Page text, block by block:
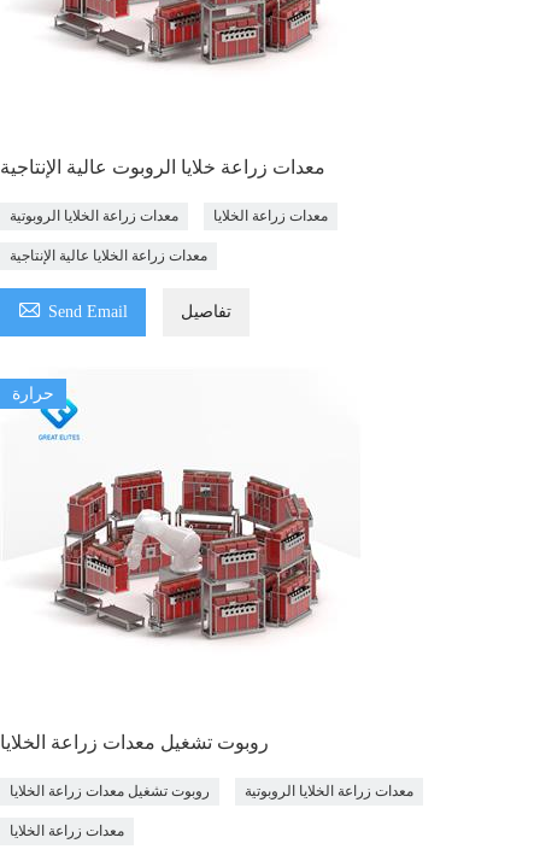
معدات زراعة خلايا الروبوت عالية الإنتاجية
معدات زراعة الخلايا الروبوتية معدات زراعة الخلايا
معدات زراعة الخلايا عالية الإنتاجية
 Send Email تفاصيل
حرارة
روبوت تشغيل معدات زراعة الخلايا
روبوت تشغيل معدات زراعة الخلايا معدات زراعة الخلايا الروبوتية
معدات زراعة الخلايا